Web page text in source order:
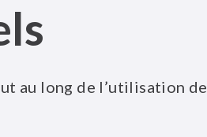
au long de l’utilisation de